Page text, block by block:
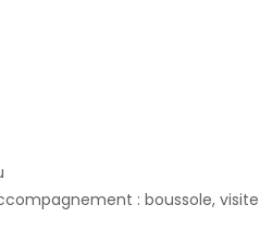
: boussole, visite